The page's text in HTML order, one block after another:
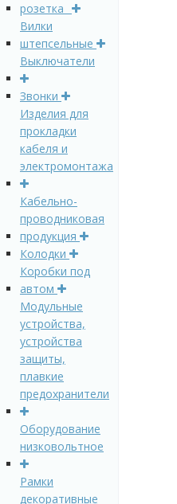
розетка_
Вилки
штепсельные
Выключатели
Звонки
Изделия для
прокладки
кабеля и
электромонтажа
Кабельно-
проводниковая
продукция
Колодки
Коробки под
автом
Модульные
устройства,
устройства
защиты,
плавкие
предохранители
Оборудование
низковольтное
Рамки
декоративные